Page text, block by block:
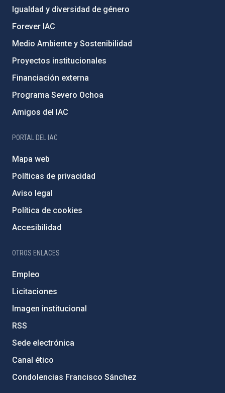
Igualdad y diversidad de género
Forever IAC
Medio Ambiente y Sostenibilidad
Proyectos institucionales
Financiación externa
Programa Severo Ochoa
Amigos del IAC
PORTAL DEL IAC
Mapa web
Políticas de privacidad
Aviso legal
Política de cookies
Accesibilidad
OTROS ENLACES
Empleo
Licitaciones
Imagen institucional
RSS
Sede electrónica
Canal ético
Condolencias Francisco Sánchez